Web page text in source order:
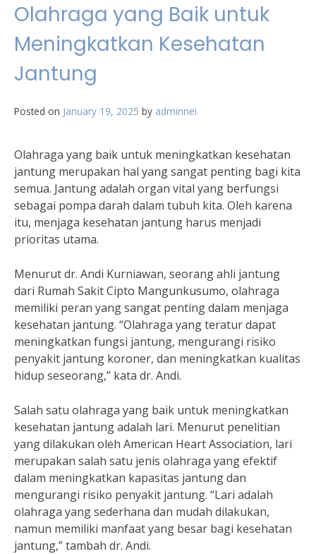
Olahraga yang Baik untuk
Meningkatkan Kesehatan
Jantung
Posted on January 19, 2025 by adminnei
Olahraga yang baik untuk meningkatkan kesehatan
jantung merupakan hal yang sangat penting bagi kita
semua. Jantung adalah organ vital yang berfungsi
sebagai pompa darah dalam tubuh kita. Oleh karena
itu, menjaga kesehatan jantung harus menjadi
prioritas utama.
Menurut dr. Andi Kurniawan, seorang ahli jantung
dari Rumah Sakit Cipto Mangunkusumo, olahraga
memiliki peran yang sangat penting dalam menjaga
kesehatan jantung. “Olahraga yang teratur dapat
meningkatkan fungsi jantung, mengurangi risiko
penyakit jantung koroner, dan meningkatkan kualitas
hidup seseorang,” kata dr. Andi.
Salah satu olahraga yang baik untuk meningkatkan
kesehatan jantung adalah lari. Menurut penelitian
yang dilakukan oleh American Heart Association, lari
merupakan salah satu jenis olahraga yang efektif
dalam meningkatkan kapasitas jantung dan
mengurangi risiko penyakit jantung. “Lari adalah
olahraga yang sederhana dan mudah dilakukan,
namun memiliki manfaat yang besar bagi kesehatan
jantung,” tambah dr. Andi.